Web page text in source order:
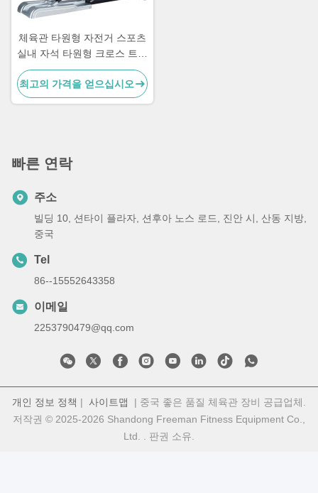
체육관 타원형 자전거 스포츠
실내 자석 타원형 크로스 트레
이너
최고의 가격을 얻으십시오
빠른 연락
주소
빌딩 10, 션타이 플라자, 션후아 노스 로드, 진안 시, 산동 지방,
중국
Tel
86--15552643358
이메일
2253790479@qq.com
개인 정보 정책 | 사이트맵
| 중국 좋은 품질 체육관 장비 공급업체.
저작권 © 2025-2026 Shandong Freeman Fitness Equipment Co.,
Ltd. . 판권 소유.